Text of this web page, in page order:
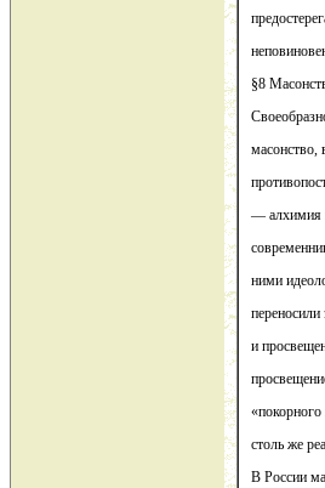
§8
масонство,
— алхимия
ними
и
столь же
В России